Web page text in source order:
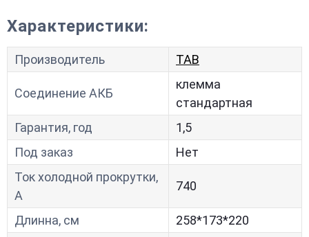
Характеристики:
Производитель TAB
Соединение АКБ
клемма
стандартная
Гарантия, год
1,5
Под заказ
Нет
Ток холодной прокрутки,
A
740
Длинна, см
258*173*220